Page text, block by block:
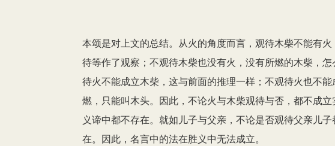
本颂是对上文的总结。从火的角度而言，观待木柴不能有
待等作了观察；不观待木柴也没有火，没有所燃的木柴，
待火不能成立木柴，这与前面的推理一样；不观待火也不
燃，只能叫木头。因此，不论火与木柴观待与否，都不成
义谛中都不存在。就如儿子与父亲，不论是否观待父亲儿
在。因此，名言中的法在胜义中无法成立。